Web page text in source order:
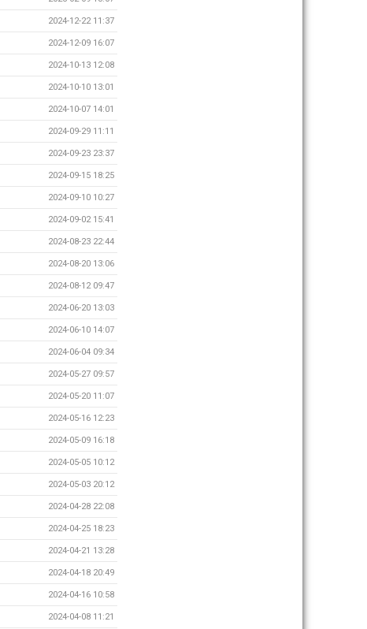
2024-12-22 11:37
2024-12-09 16:07
2024-10-13 12:08
2024-10-10 13:01
2024-10-07 14:01
2024-09-29 11:11
2024-09-23 23:37
2024-09-15 18:25
2024-09-10 10:27
2024-09-02 15:41
2024-08-23 22:44
2024-08-20 13:06
2024-08-12 09:47
2024-06-20 13:03
2024-06-10 14:07
2024-06-04 09:34
2024-05-27 09:57
2024-05-20 11:07
2024-05-16 12:23
2024-05-09 16:18
2024-05-05 10:12
2024-05-03 20:12
2024-04-28 22:08
2024-04-25 18:23
2024-04-21 13:28
2024-04-18 20:49
2024-04-16 10:58
2024-04-08 11:21